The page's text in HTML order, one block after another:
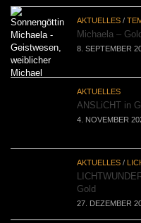
AKTUELLES /
Michaela –
8. SEPTEMBER
AKTUELLES
ANSLiCHT in
4. NOVEMBER
AKTUELLES /
Gold
27. DEZEMBER